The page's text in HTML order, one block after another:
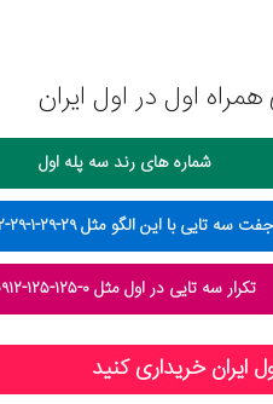
اول در اول ایران
شماره های رند سه پله اول
جفت سه تایی با این الگو مثل ۲۹-۲۹-۱-۲۹-۰۹۱۲
تکرار سه تایی در اول مثل ۰-۱۲۵-۱۲۵-۰۹۱۲
ایران خریداری کنید